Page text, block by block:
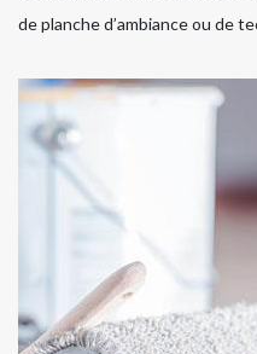
de planche d’ambiance ou de